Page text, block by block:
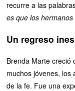
recurre a las
es que los hermanos
Un regreso
Brenda Marte creció
muchos jóvenes, los
de la fe. Fue una